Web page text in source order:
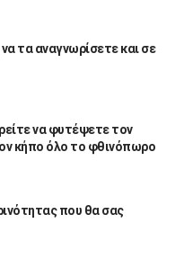
τα αναγνωρίσετε και σε
να φυτέψετε τον
κήπο όλο το φθινόπωρο
που θα σας